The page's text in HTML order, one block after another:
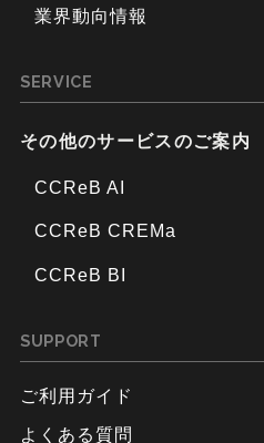
業界動向情報
SERVICE
その他のサービスのご案内
CCReB AI
CCReB CREMa
CCReB BI
SUPPORT
ご利用ガイド
よくある質問